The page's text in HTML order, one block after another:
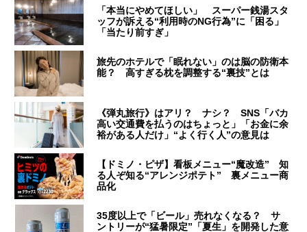
「本当にやめてほしい」 スーパー銭湯スタ
ッフが訴える“利用時のNG行為”に「困る」
「当たり前すぎ」
旅先のホテルで「眠れない」のは脳の防衛本
能？ 高すぎる枕を調整する“裏技”とは
《弾丸旅行》はアリ？ ナシ？ SNS「バカ
高い交通費を払うのはちょっと」「お金に余
裕がある人だけ」“よく行く人”の意見は
【ドミノ・ピザ】看板メニュー“魔改造” 知
る人ぞ知る“アレンジポテト” 裏メニュー商
品化
35度以上で「ビール」売れなくなる？ サ
ントリーが“猛暑限定”「夏生」を開発した意